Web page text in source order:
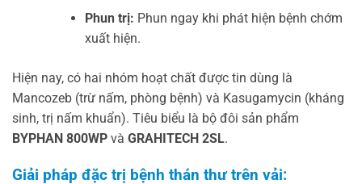
Phun trị: Phun ngay khi phát hiện bệnh chớm
xuất hiện.
Hiện nay, có hai nhóm hoạt chất được tin dùng là
Mancozeb (trừ nấm, phòng bệnh) và Kasugamycin (kháng
sinh, trị nấm khuẩn). Tiêu biểu là bộ đôi sản phẩm
BYPHAN 800WP và GRAHITECH 2SL.
Giải pháp đặc trị bệnh thán thư trên vải: